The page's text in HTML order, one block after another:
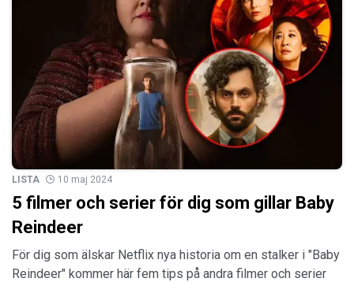
LISTA 10 maj 2024
5 filmer och serier för dig som gillar Baby
Reindeer
För dig som älskar Netflix nya historia om en stalker i "Baby
Reindeer" kommer här fem tips på andra filmer och serier